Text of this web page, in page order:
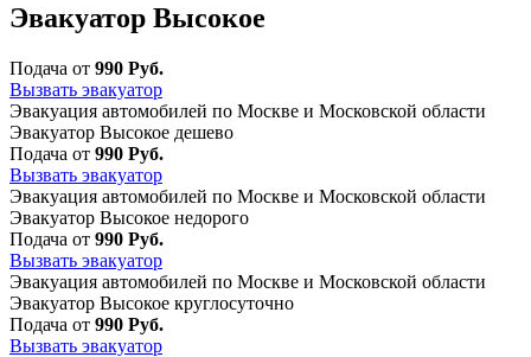
Эвакуатор Высокое
Подача от 990 Руб.
Вызвать эвакуатор
Эвакуация автомобилей по Москве и Московской области
Эвакуатор Высокое дешево
Подача от 990 Руб.
Вызвать эвакуатор
Эвакуация автомобилей по Москве и Московской области
Эвакуатор Высокое недорого
Подача от 990 Руб.
Вызвать эвакуатор
Эвакуация автомобилей по Москве и Московской области
Эвакуатор Высокое круглосуточно
Подача от 990 Руб.
Вызвать эвакуатор